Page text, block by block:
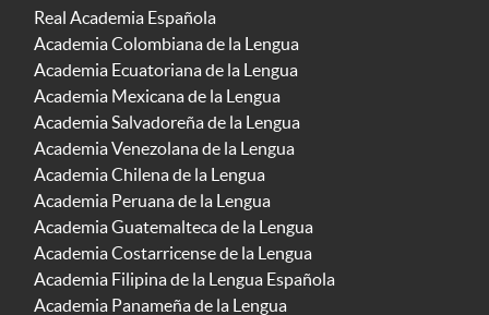
Real Academia Española
Academia Colombiana de la Lengua
Academia Ecuatoriana de la Lengua
Academia Mexicana de la Lengua
Academia Salvadoreña de la Lengua
Academia Venezolana de la Lengua
Academia Chilena de la Lengua
Academia Peruana de la Lengua
Academia Guatemalteca de la Lengua
Academia Costarricense de la Lengua
Academia Filipina de la Lengua Española
Academia Panameña de la Lengua